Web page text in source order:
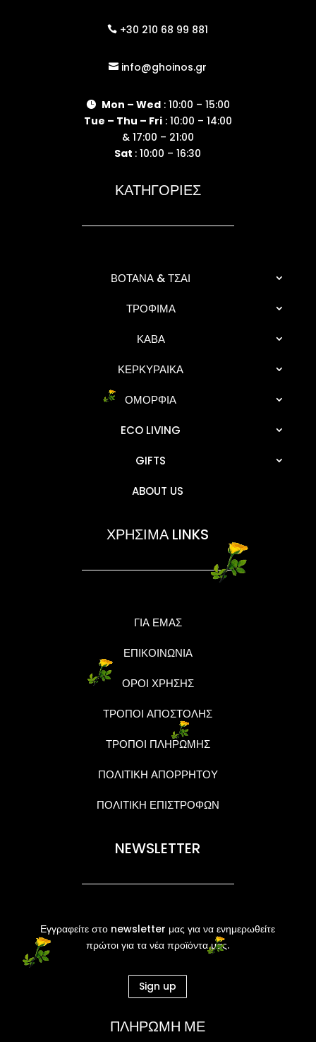
 +30 210 68 99 881
 info@ghoinos.gr
 Mon – Wed: 10:00 – 15:00
Tue – Thu – Fri: 10:00 – 14:00
& 17:00 – 21:00
Sat : 10:00 – 16:30
ΚΑΤΗΓΟΡΙΕΣ
ΒΟΤΑΝΑ & ΤΣΑΙ
ΤΡΟΦΙΜΑ
ΚΑΒΑ
ΚΕΡΚΥΡΑΙΚΑ
ΟΜΟΡΦΙΑ
ECO LIVING
GIFTS
ABOUT US
ΧΡΗΣΙΜΑ LINKS
ΓΙΑ ΕΜΑΣ
ΕΠΙΚΟΙΝΩΝΙΑ
ΟΡΟΙ ΧΡΗΣΗΣ
ΤΡΟΠΟΙ ΑΠΟΣΤΟΛΗΣ
ΤΡΟΠΟΙ ΠΛΗΡΩΜΗΣ
ΠΟΛΙΤΙΚΗ ΑΠΟΡΡΗΤΟΥ
ΠΟΛΙΤΙΚΗ ΕΠΙΣΤΡΟΦΩΝ
NEWSLETTER
Εγγραφείτε στο newsletter μας για να ενημερωθείτε
πρώτοι για τα νέα προϊόντα μας.
Sign up
ΠΛΗΡΩΜΗ ΜΕ